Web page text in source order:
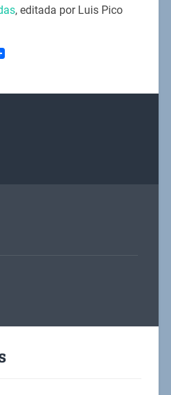
, editada por Luis Pico